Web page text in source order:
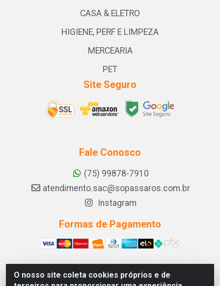
O nosso site coleta cookies próprios e de
CASA & ELETRO
HIGIENE, PERF E LIMPEZA
MERCEARIA
PET
Site Seguro
Fale Conosco
(75) 99878-7910
atendimento.sac@sopassaros.com.br
Instagram
Formas de Pagamento
A PINA DOS SANTOS DELEZZOTTE LTDA - RODOVIA BA